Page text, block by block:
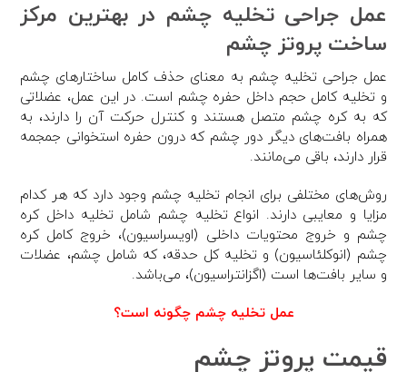
عمل جراحی تخلیه چشم در بهترین مرکز
ساخت پروتز چشم
عمل جراحی تخلیه چشم به معنای حذف کامل ساختارهای چشم
و تخلیه کامل حجم داخل حفره چشم است. در این عمل، عضلاتی
که به کره چشم متصل هستند و کنترل حرکت آن را دارند، به
همراه بافت‌های دیگر دور چشم که درون حفره استخوانی جمجمه
قرار دارند، باقی می‌مانند.
روش‌های مختلفی برای انجام تخلیه چشم وجود دارد که هر کدام
مزایا و معایبی دارند. انواع تخلیه چشم شامل تخلیه داخل کره
چشم و خروج محتویات داخلی (اویسراسیون)، خروج کامل کره
چشم (انوکلئاسیون) و تخلیه کل حدقه، که شامل چشم، عضلات
و سایر بافت‌ها است (اگزانتراسیون)، می‌باشد.
عمل تخلیه چشم چگونه است؟
قیمت پروتز چشم